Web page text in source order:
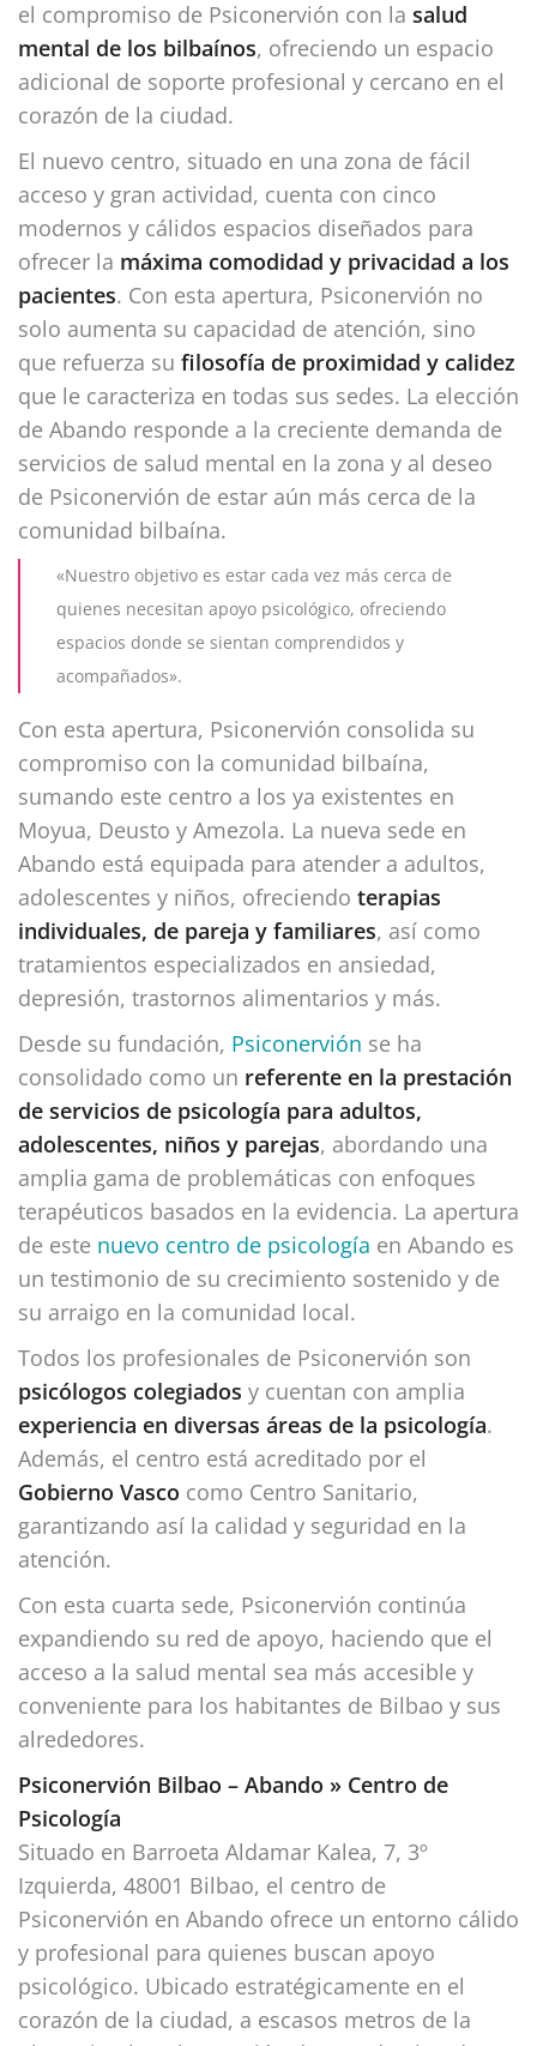
el compromiso de Psiconervión con la salud
mental de los bilbaínos, ofreciendo un espacio
adicional de soporte profesional y cercano en el
corazón de la ciudad.
El nuevo centro, situado en una zona de fácil
acceso y gran actividad, cuenta con cinco
modernos y cálidos espacios diseñados para
ofrecer la máxima comodidad y privacidad a los
pacientes. Con esta apertura, Psiconervión no
solo aumenta su capacidad de atención, sino
que refuerza su filosofía de proximidad y calidez
que le caracteriza en todas sus sedes. La elección
de Abando responde a la creciente demanda de
servicios de salud mental en la zona y al deseo
de Psiconervión de estar aún más cerca de la
comunidad bilbaína.
«Nuestro objetivo es estar cada vez más cerca de
quienes necesitan apoyo psicológico, ofreciendo
espacios donde se sientan comprendidos y
acompañados».
Con esta apertura, Psiconervión consolida su
compromiso con la comunidad bilbaína,
sumando este centro a los ya existentes en
Moyua, Deusto y Amezola. La nueva sede en
Abando está equipada para atender a adultos,
adolescentes y niños, ofreciendo terapias
individuales, de pareja y familiares, así como
tratamientos especializados en ansiedad,
depresión, trastornos alimentarios y más.​
Desde su fundación, Psiconervión se ha
consolidado como un referente en la prestación
de servicios de psicología para adultos,
adolescentes, niños y parejas, abordando una
amplia gama de problemáticas con enfoques
terapéuticos basados en la evidencia. La apertura
de este nuevo centro de psicología en Abando es
un testimonio de su crecimiento sostenido y de
su arraigo en la comunidad local.
Todos los profesionales de Psiconervión son
psicólogos colegiados y cuentan con amplia
experiencia en diversas áreas de la psicología.
Además, el centro está acreditado por el
Gobierno Vasco como Centro Sanitario,
garantizando así la calidad y seguridad en la
atención.
Con esta cuarta sede, Psiconervión continúa
expandiendo su red de apoyo, haciendo que el
acceso a la salud mental sea más accesible y
conveniente para los habitantes de Bilbao y sus
alrededores.
Psiconervión Bilbao – Abando » Centro de
Psicología
Situado en Barroeta Aldamar Kalea, 7, 3º
Izquierda, 48001 Bilbao, el centro de
Psiconervión en Abando ofrece un entorno cálido
y profesional para quienes buscan apoyo
psicológico. Ubicado estratégicamente en el
corazón de la ciudad, a escasos metros de la